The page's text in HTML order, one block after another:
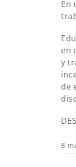
En
en
y
de
8